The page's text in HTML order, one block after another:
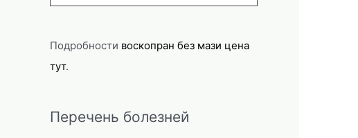
Подробности воскопран без мази цена
тут.
Перечень болезней